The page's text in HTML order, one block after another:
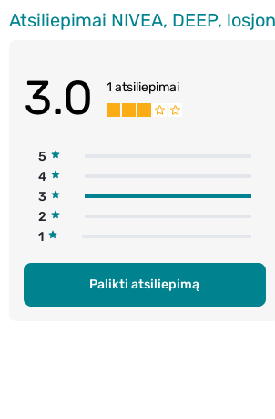
Atsiliepimai NIVEA, DEEP,
3.0 1 atsiliepimai
5
4
3
2
1
Palikti atsiliepimą